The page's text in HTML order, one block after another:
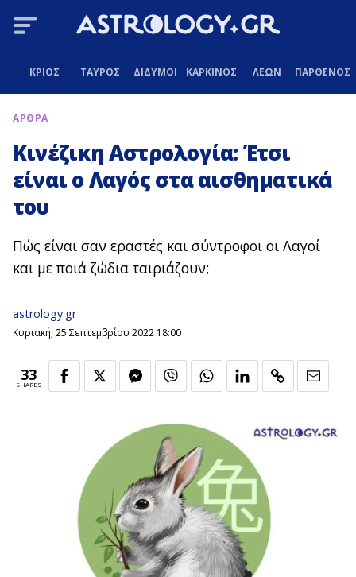
ΚΡΙΟΣ ΤΑΥΡΟΣ ΔΙΔΥΜΟΙ ΚΑΡΚΙΝΟΣ ΛΕΩΝ ΠΑΡΘΕΝΟΣ
ΑΡΘΡΑ
Κινέζικη Αστρολογία: Έτσι
είναι ο Λαγός στα αισθηματικά
του
Πώς είναι σαν εραστές και σύντροφοι οι Λαγοί
και με ποιά ζώδια ταιριάζουν;
astrology.gr
Κυριακή, 25 Σεπτεμβρίου 2022 18:00
33
SHARES